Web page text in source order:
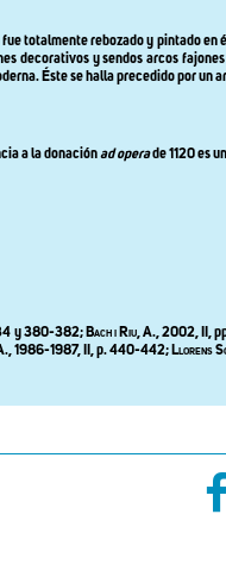
totalmente rebozado y pintado
decorativos y sendos arcos
Éste se halla precedido por
a la donaciónad operade 1120 es
y 380-382; Bach i Riu,A., 2002, II,
1986-1987, II, p. 440-442; Llorens